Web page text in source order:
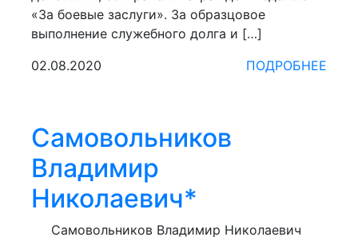
«За боевые заслуги». За образцовое
выполнение служебного долга и […]
02.08.2020
ПОДРОБНЕЕ
Самовольников
Владимир
Николаевич*
Самовольников Владимир Николаевич